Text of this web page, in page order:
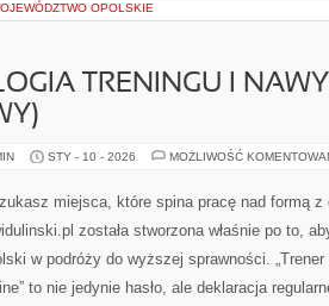
OPOLSKIE
TRENINGU I
STY - 10 - 2026 MOŻLIWOŚĆ
miejsca, które spina pracę nad formą z
została stworzona właśnie po to,
w podróży do wyższej sprawności. „Trener
to nie jedynie hasło, ale deklaracja